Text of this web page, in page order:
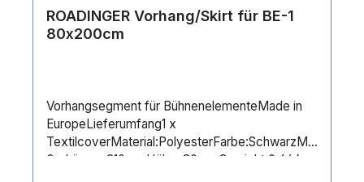
ROADINGER Vorhang/Skirt für BE-1
80x200cm
Vorhangsegment für BühnenelementeMade in
EuropeLieferumfang1 x
TextilcoverMaterial:PolyesterFarbe:SchwarzMa
ße:Länge: 210 cmHöhe: 80 cmGewicht:0,64 kg